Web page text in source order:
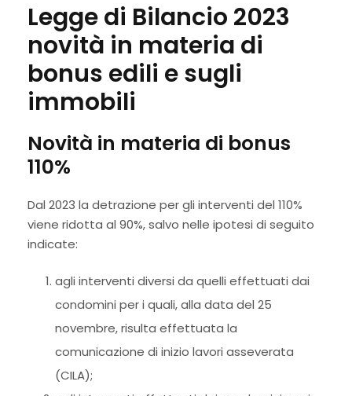
Legge di Bilancio 2023
novità in materia di
bonus edili e sugli
immobili
Novità in materia di bonus
110%
Dal 2023 la detrazione per gli interventi del 110%
viene ridotta al 90%, salvo nelle ipotesi di seguito
indicate:
agli interventi diversi da quelli effettuati dai
condomini per i quali, alla data del 25
novembre, risulta effettuata la
comunicazione di inizio lavori asseverata
(CILA);